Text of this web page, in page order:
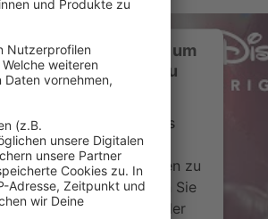
Ihre Zustimmung, um
Video-Service zu
laden!
einen Service eines
um Videoinhalte
Service kann Daten zu
sammeln. Bitte lesen Sie
durch und stimmen Sie der